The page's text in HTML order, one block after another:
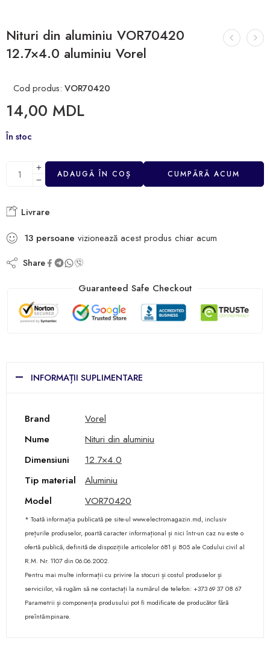
Nituri din aluminiu VOR70420
12.7×4.0 aluminiu Vorel
Cod produs: VOR70420
14,00 MDL
În stoc
ADAUGĂ ÎN COȘ CUMPĂRĂ ACUM
Livrare
13 persoane vizionează acest produs chiar acum
Share
Guaranteed Safe Checkout
INFORMAȚII SUPLIMENTARE
Brand
Vorel
Nume
Nituri din aluminiu
Dimensiuni
12.7×4.0
Tip material
Aluminiu
Model
VOR70420
* Toată informația publicată pe site-ul www.electromagazin.md, inclusiv
prețurile produselor, poartă caracter informațional și nici într-un caz nu este o
ofertă publică, definită de dispozițiile articolelor 681 și 805 ale Codului civil al
R.M. Nr. 1107 din 06.06.2002.
Pentru mai multe informații cu privire la stocuri și costul produselor și
serviciilor, vă rugăm să ne contactați la numărul de telefon: +373 69 37 08 67
Parametrii și componența produsului pot fi modificate de producător fără
preîntâmpinare.